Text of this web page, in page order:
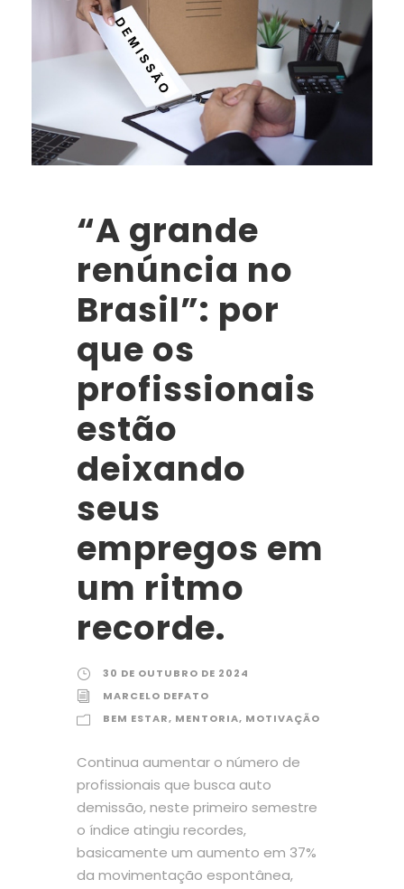
“A grande
renúncia no
Brasil”: por
que os
profissionais
estão
deixando
seus
empregos em
um ritmo
recorde.
30 DE OUTUBRO DE 2024
MARCELO DEFATO
BEM ESTAR, MENTORIA, MOTIVAÇÃO
Continua aumentar o número de
profissionais que busca auto
demissão, neste primeiro semestre
o índice atingiu recordes,
basicamente um aumento em 37%
da movimentação espontânea,